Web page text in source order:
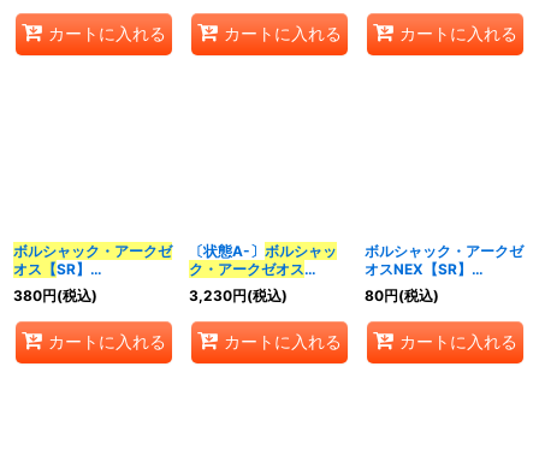
カートに入れる カートに入れる カートに入れる
ボルシャック・アークゼ
オス【SR】
{23RP1S7/S8}《火》
380円(税込)
カートに入れる
〔状態A-〕 ボルシャッ
ク・アークゼオス
【 SR】{23RP19B/22}
《火》
3,230円(税込)
カートに入れる
ボルシャック・アークゼ
オスNEX【SR】
{23RP3S1/S8}《光》
80円(税込)
カートに入れる